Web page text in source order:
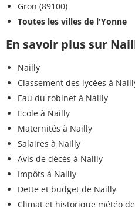
Gron (89100)
Toutes les villes de l'Yonne
En savoir plus sur
Nailly
Classement des lycées à
Eau du robinet à Nailly
Ecole à Nailly
Maternités à Nailly
Salaires à Nailly
Avis de décès à Nailly
Impôts à Nailly
Dette et budget de Nailly
Climat et historique météo